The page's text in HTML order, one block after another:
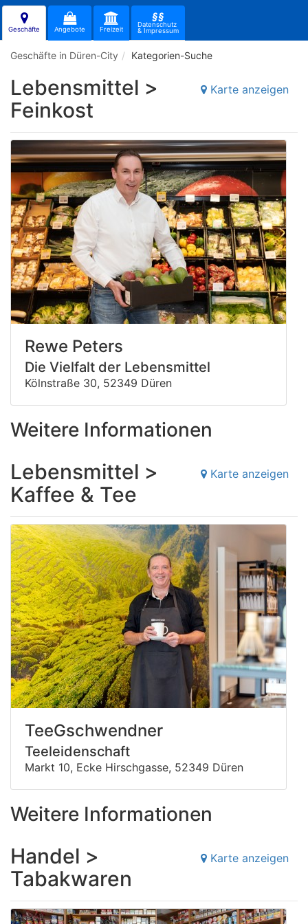
Geschäfte Angebote Freizeit
§§
Datenschutz
& Impressum
Geschäfte in Düren-City Kategorien-Suche
Karte anzeigen
Lebensmittel >
Feinkost
Rewe Peters
Die Vielfalt der Lebensmittel
Kölnstraße 30, 52349 Düren
Weitere Informationen
Karte anzeigen
Lebensmittel >
Kaffee & Tee
TeeGschwendner
Teeleidenschaft
Markt 10, Ecke Hirschgasse, 52349 Düren
Weitere Informationen
Karte anzeigen
Handel >
Tabakwaren